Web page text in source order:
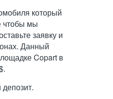
который
чтобы мы
заявку и
Данный
Copart в